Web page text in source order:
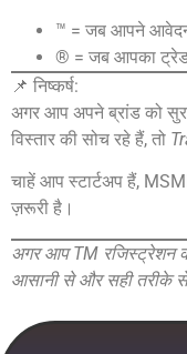
™ = जब आपने आवेदन
® = जब आपका
📌 निष्कर्ष:
अगर आप अपने ब्रांड को
विस्तार की सोच रहे हैं, तो
चाहें आप स्टार्टअप हैं,
ज़रूरी है।
अगर आप TM रजिस्ट्रेशन
आसानी से और सही तरीके